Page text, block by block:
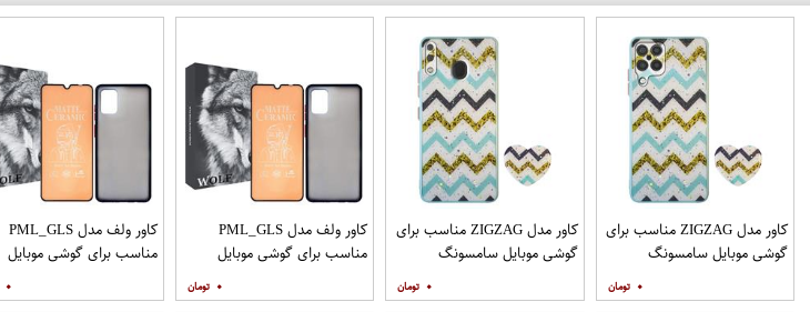
کاور مدل ZIGZAG مناسب برای
گوشی موبایل سامسونگ
نگهدارنده
۰
کاور مدل ZIGZAG مناسب برای
گوشی موبایل سامسونگ
همراه پایه نگهدارنده
۰
کاور ولف مدل PML_GLS
مناسب برای گوشی موبایل
همراه محافظ صفحه نمایش
۰
کاور ولف مدل PML_GLS
مناسب برای گوشی موبایل
همراه محافظ صفحه نمایش
۰